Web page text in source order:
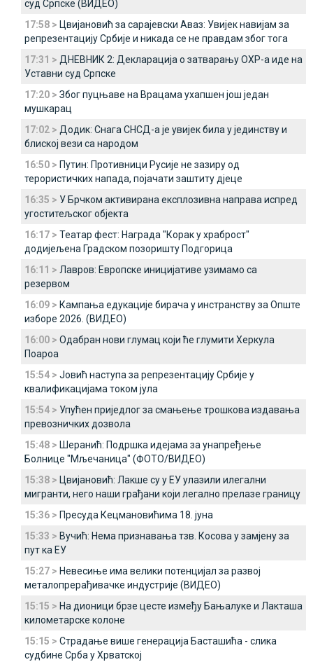
суд Српске (ВИДЕО)
17:58 > Цвијановић за сарајевски Аваз: Увијек навијам за
репрезентацију Србије и никада се не правдам због тога
17:31 > ДНЕВНИК 2: Декларација о затварању ОХР-а иде на
Уставни суд Српске
17:20 > Због пуцњаве на Врацама ухапшен још један
мушкарац
17:02 > Додик: Снага СНСД-а је увијек била у јединству и
блиској вези са народом
16:50 > Путин: Противници Русије не зазиру од
терористичких напада, појачати заштиту дјеце
16:35 > У Брчком активирана експлозивна направа испред
угоститељског објекта
16:17 > Театар фест: Награда "Корак у храброст"
додијељена Градском позоришту Подгорица
16:11 > Лавров: Европске иницијативе узимамо са
резервом
16:09 > Кампања едукације бирача у инстранству за Опште
изборе 2026. (ВИДЕО)
16:00 > Одабран нови глумац који ће глумити Херкула
Поароа
15:54 > Јовић наступа за репрезентацију Србије у
квалификацијама током јула
15:54 > Упућен приједлог за смањење трошкова издавања
превозничких дозвола
15:48 > Шеранић: Подршка идејама за унапређење
Болнице "Мљечаница" (ФОТО/ВИДЕО)
15:38 > Цвијановић: Лакше су у ЕУ улазили илегални
мигранти, него наши грађани који легално прелазе границу
15:36 > Пресуда Кецмановићима 18. јуна
15:33 > Вучић: Нема признавања тзв. Косова у замјену за
пут ка ЕУ
15:27 > Невесиње има велики потенцијал за развој
металопрерађивачке индустрије (ВИДЕО)
15:15 > На дионици брзе цесте између Бањалуке и Лакташа
километарске колоне
15:15 > Страдање више генерација Басташића - слика
судбине Срба у Хрватској